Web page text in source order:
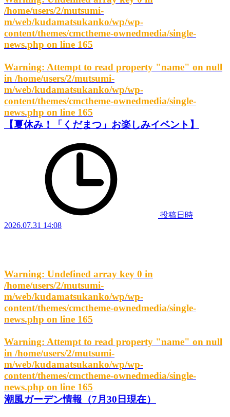
/home/users/2/mutsumi-
m/web/kudamatsukanko/wp/wp-
content/themes/cmctheme-ownedmedia/single-
news.php on line 165
Warning: Attempt to read property "name" on null
in /home/users/2/mutsumi-
m/web/kudamatsukanko/wp/wp-
content/themes/cmctheme-ownedmedia/single-
news.php on line 165
【夏休み！「くだまつ」お楽しみイベント】
投稿日時
2026.07.31 14:08
Warning: Undefined array key 0 in
/home/users/2/mutsumi-
m/web/kudamatsukanko/wp/wp-
content/themes/cmctheme-ownedmedia/single-
news.php on line 165
Warning: Attempt to read property "name" on null
in /home/users/2/mutsumi-
m/web/kudamatsukanko/wp/wp-
content/themes/cmctheme-ownedmedia/single-
news.php on line 165
潮風ガーデン情報（7月30日現在）